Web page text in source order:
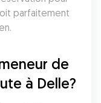
parfaitement
de
à Delle?